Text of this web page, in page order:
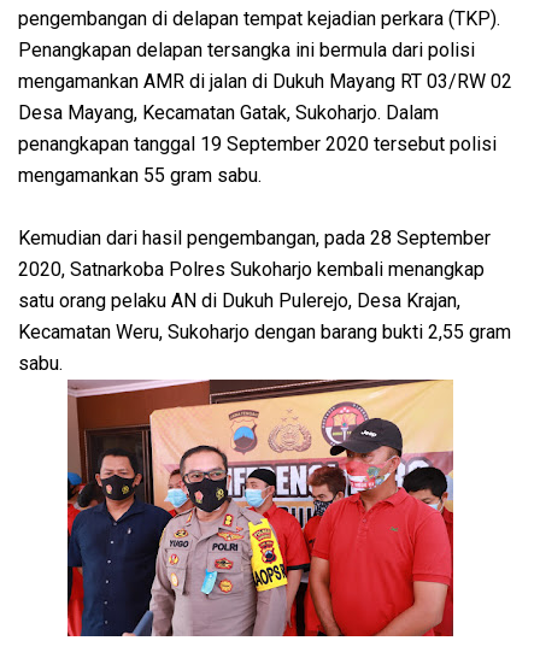
pengembangan di delapan tempat kejadian perkara (TKP).
Penangkapan delapan tersangka ini bermula dari polisi
mengamankan AMR di jalan di Dukuh Mayang RT 03/RW 02
Desa Mayang, Kecamatan Gatak, Sukoharjo. Dalam
penangkapan tanggal 19 September 2020 tersebut polisi
mengamankan 55 gram sabu.
Kemudian dari hasil pengembangan, pada 28 September
2020, Satnarkoba Polres Sukoharjo kembali menangkap
satu orang pelaku AN di Dukuh Pulerejo, Desa Krajan,
Kecamatan Weru, Sukoharjo dengan barang bukti 2,55 gram
sabu.